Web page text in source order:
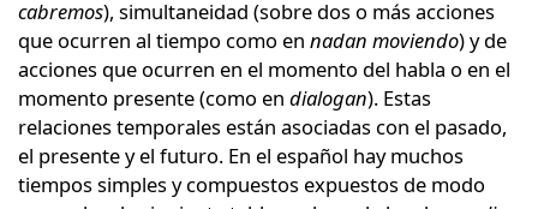
cabremos), simultaneidad (sobre dos o más acciones
que ocurren al tiempo como en nadan moviendo) y de
acciones que ocurren en el momento del habla o en el
momento presente (como en dialogan). Estas
relaciones temporales están asociadas con el pasado,
el presente y el futuro. En el español hay muchos
tiempos simples y compuestos expuestos de modo